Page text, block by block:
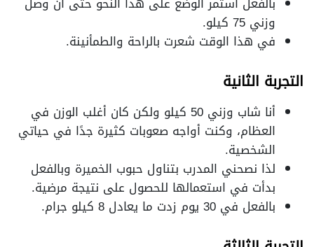
وزني 75 كيلو.
في هذا الوقت شعرت بالراحة والطمأنينة.
التجربة الثانية
أنا شاب وزني 50 كيلو ولكن كان أغلب الوزن في
العظام، وكنت أواجه صعوبات كثيرة جدًا في حياتي
الشخصية.
لذا نصحني المدرب بتناول حبوب الخميرة وبالفعل
بدأت في استعمالها للحصول على نتيجة مرضية.
بالفعل في 30 يوم زدت ما يعادل 8 كيلو جرام.